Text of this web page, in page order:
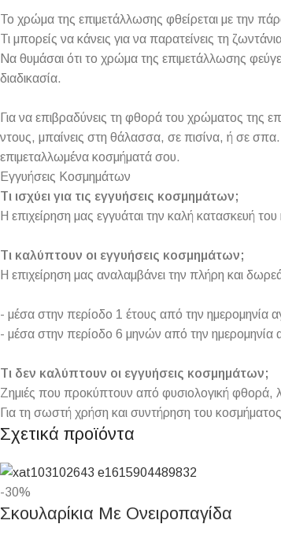
Το χρώμα της επιμετάλλωσης φθείρεται με την
Τι μπορείς να κάνεις για να παρατείνεις τη
Να θυμάσαι ότι το χρώμα της επιμετάλλωσης
διαδικασία.
Για να επιβραδύνεις τη φθορά του χρώματος της
ντους, μπαίνεις στη θάλασσα, σε πισίνα, ή σε
επιμεταλλωμένα κοσμήματά σου.
Εγγυήσεις Κοσμημάτων
Τι ισχύει για τις εγγυήσεις κοσμημάτων;
Η επιχείρηση μας εγγυάται την καλή κατασκευή
Τι καλύπτουν οι εγγυήσεις κοσμημάτων;
Η επιχείρηση μας αναλαμβάνει την πλήρη και
- μέσα στην περίοδο 1 έτους από την ημερομηνία
- μέσα στην περίοδο 6 μηνών από την ημερομηνία
Τι δεν καλύπτουν οι εγγυήσεις κοσμημάτων;
Ζημιές που προκύπτουν από φυσιολογική φθορά,
Για τη σωστή χρήση και συντήρηση του
Σχετικά προϊόντα
-30%
Σκουλαρίκια Με Ονειροπαγίδα